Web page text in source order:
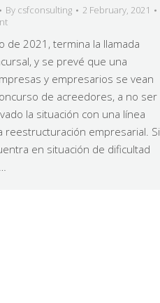
By csfconsulting
2 February, 2021
de 2021, termina la llamada
y se prevé que una
y empresarios se vean
de acreedores, a no ser
la situación con una línea
reestructuración empresarial. Si
en situación de dificultad